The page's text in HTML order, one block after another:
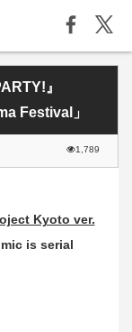
』
Festival」
1,789
Kyoto ver.
is serial